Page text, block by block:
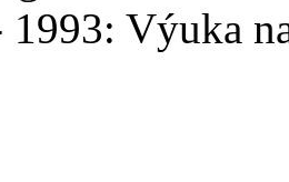
1993: Výuka